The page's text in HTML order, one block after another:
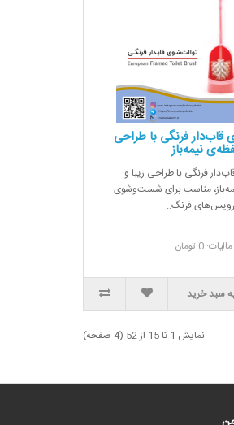
قاب‌دار فرنگی با طراحی
نیمه‌باز
فرنگی با طراحی زیبا و
مناسب برای شست‌وشوی
فرنگ..
0 تومان
سبد خرید
نمايش 1 تا 15 از 52 (4 صفحه)